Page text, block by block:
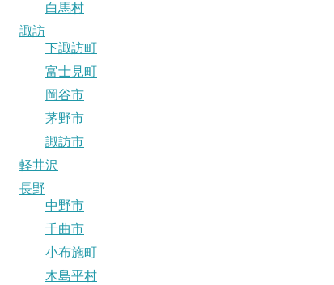
白馬村
諏訪
下諏訪町
富士見町
岡谷市
茅野市
諏訪市
軽井沢
長野
中野市
千曲市
小布施町
木島平村